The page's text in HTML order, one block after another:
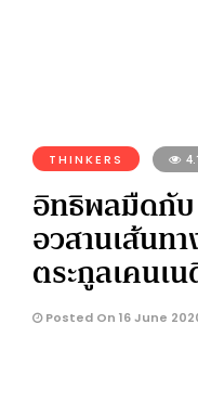
THINKERS
อิทธิพลมืดกับ
อวสานเส้นท
ตระกูลเคนเ
Posted On 16 June